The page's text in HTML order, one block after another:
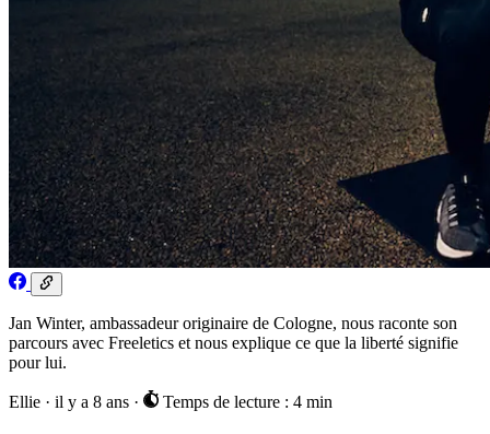
Jan Winter, ambassadeur originaire de Cologne, nous raconte son
parcours avec Freeletics et nous explique ce que la liberté signifie
pour lui.
Ellie · il y a 8 ans · Temps de lecture : 4 min